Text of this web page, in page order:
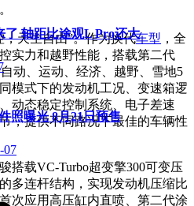
天生自由”。作为换代车型 ，全
实力和越野性能，搭载第二代
动、运动、经济、越野、雪地5
模式下的发动机工况、变速箱逻
动态稳定控制系统、电子差速
，提供不同路况下最佳的车辆性
搭载VC-Turbo超变擎300可变压
多连杆结构，实现发动机压缩比
次应用高压缸内直喷、第二代涂
了 轴距比途观L Pro还大
照曝光 8月21日预售
07